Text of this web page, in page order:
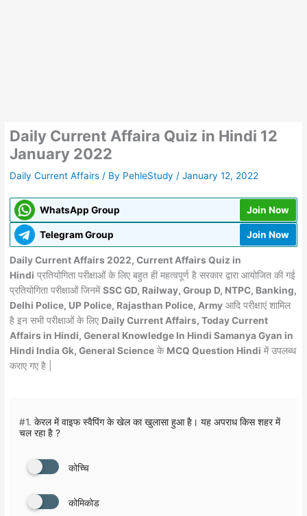
Daily Current Affaira Quiz in Hindi 12
January 2022
Daily Current Affairs / By PehleStudy /January 12, 2022
WhatsApp Group Join Now
Telegram Group Join Now
Daily Current Affairs 2022, Current Affairs Quiz in
Hindi प्रतियोगिता परीक्षाओं के लिए बहुत ही महत्वपूर्ण है सरकार द्वारा आयोजित की गई
प्रतियोगिता परीक्षाओं जिनमेंSSC GD, Railway, Group D, NTPC, Banking,
Delhi Police, UP Police, Rajasthan Police, Army आदि परीक्षाएं शामिल
है इन सभी परीक्षाओं के लिए Daily Current Affairs, Today Current
Affairs in Hindi, General Knowledge In Hindi Samanya Gyan in
Hindi India Gk, General Science के MCQ Question Hindi में उपलब्ध
कराए गए है |
#1. केरल में वाइफ स्वैपिंग के खेल का खुलासा हुआ है। यह अपराध किस शहर में
चल रहा है ?
कोच्चि
कोमिकोड